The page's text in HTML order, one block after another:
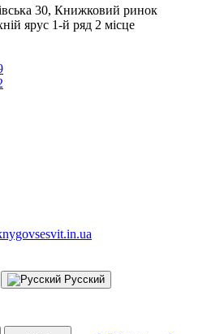
30, Книжковий ринок
ярус 1-й ряд 2 місце
Русский